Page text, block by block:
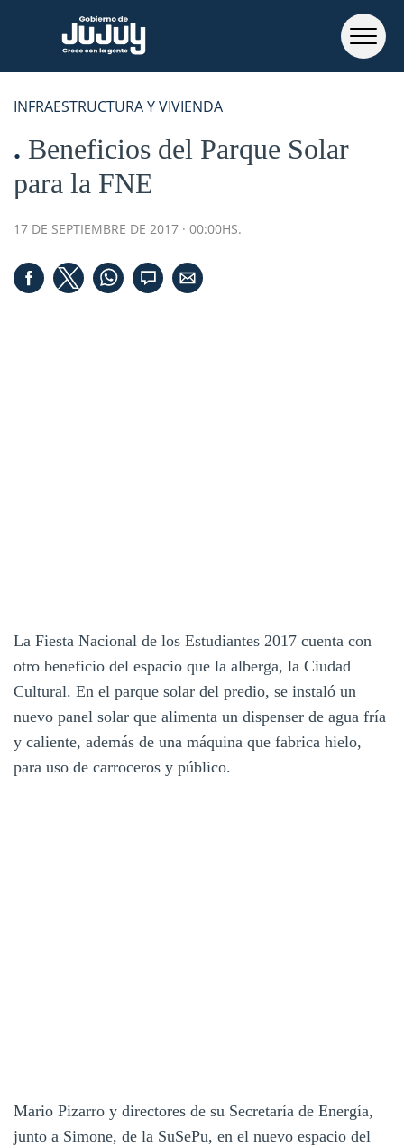
INFRAESTRUCTURA Y VIVIENDA
Beneficios del Parque Solar
para la FNE
17 DE SEPTIEMBRE DE 2017 · 00:00HS.
La Fiesta Nacional de los Estudiantes 2017 cuenta con
otro beneficio del espacio que la alberga, la Ciudad
Cultural. En el parque solar del predio, se instaló un
nuevo panel solar que alimenta un dispenser de agua fría
y caliente, además de una máquina que fabrica hielo,
para uso de carroceros y público.
Mario Pizarro y directores de su Secretaría de Energía,
junto a Simone, de la SuSePu, en el nuevo espacio del